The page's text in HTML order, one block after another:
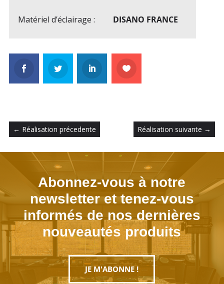
Matériel d’éclairage : DISANO FRANCE
← Réalisation précedente Réalisation suivante →
Abonnez-vous à notre
newsletter et tenez-vous
informés de nos dernières
nouveautés produits
JE M'ABONNE !